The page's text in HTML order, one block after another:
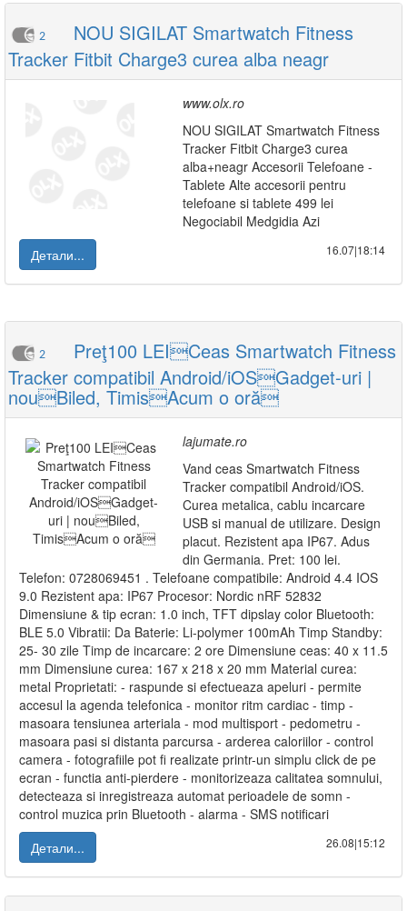
2
NOU SIGILAT Smartwatch Fitness
Tracker Fitbit Charge3 curea alba neagr
www.olx.ro
NOU SIGILAT Smartwatch Fitness
Tracker Fitbit Charge3 curea
alba+neagr Accesorii Telefoane -
Tablete Alte accesorii pentru
telefoane si tablete 499 lei
Negociabil Medgidia Azi
Детали...
16.07|18:14
2
Preţ100 LEICeas Smartwatch Fitness
Tracker compatibil Android/iOSGadget-uri |
nouBiled, TimisAcum o oră
lajumate.ro
Vand ceas Smartwatch Fitness
Tracker compatibil Android/iOS.
Curea metalica, cablu incarcare
USB si manual de utilizare. Design
placut. Rezistent apa IP67. Adus
din Germania. Pret: 100 lei.
Telefon: 0728069451 . Telefoane compatibile: Android 4.4 IOS
9.0 Rezistent apa: IP67 Procesor: Nordic nRF 52832
Dimensiune & tip ecran: 1.0 inch, TFT dipslay color Bluetooth:
BLE 5.0 Vibratii: Da Baterie: Li-polymer 100mAh Timp Standby:
25- 30 zile Timp de incarcare: 2 ore Dimensiune ceas: 40 x 11.5
mm Dimensiune curea: 167 x 218 x 20 mm Material curea:
metal Proprietati: - raspunde si efectueaza apeluri - permite
accesul la agenda telefonica - monitor ritm cardiac - timp -
masoara tensiunea arteriala - mod multisport - pedometru -
masoara pasi si distanta parcursa - arderea caloriilor - control
camera - fotografiile pot fi realizate printr-un simplu click de pe
ecran - functia anti-pierdere - monitorizeaza calitatea somnului,
detecteaza si inregistreaza automat perioadele de somn -
control muzica prin Bluetooth - alarma - SMS notificari
Детали...
26.08|15:12